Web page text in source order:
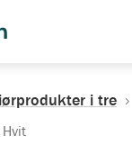
i tre